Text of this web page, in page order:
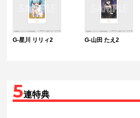
G-星川 リリィ2 G-山田 たえ2
5連特典